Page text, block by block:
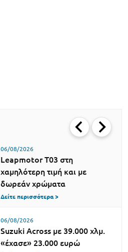
06/08/2026
Leapmotor T03 στη
χαμηλότερη τιμή και με
δωρεάν χρώματα
Δείτε περισσότερα >
06/08/2026
Suzuki Across με 39.000 χλμ.
«έχασε» 23.000 ευρώ